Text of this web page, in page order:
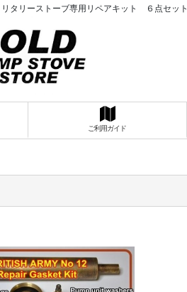
リタリーストーブ専用リペアキット ６点セット
ご利用ガイド